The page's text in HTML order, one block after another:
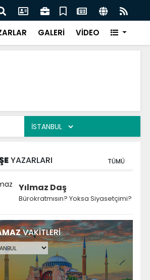
İçin Tarihi Adım: Coğrafi İşaret ve
GALERİ VİDEO
YAZARLARI TÜMÜ
Yılmaz Daş
Bürokratmısın? Yoksa Siyasetçimi?
VAKİTLERİ